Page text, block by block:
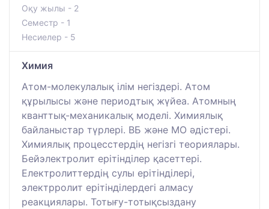
Оқу жылы - 2
Семестр - 1
Несиелер - 5
Химия
Атом-молекулалық ілім негіздері. Атом
құрылысы және периодтық жүйеа. Атомның
кванттық-механикалық моделі. Химиялық
байланыстар түрлері. ВБ және МО әдістері.
Химиялық процесстердің негізгі теориялары.
Бейэлектролит ерітінділер қасеттері.
Електролиттердің сулы ерітінділері,
электрролит ерітінділердегі алмасу
реакциялары. Тотығу-тотықсыздану